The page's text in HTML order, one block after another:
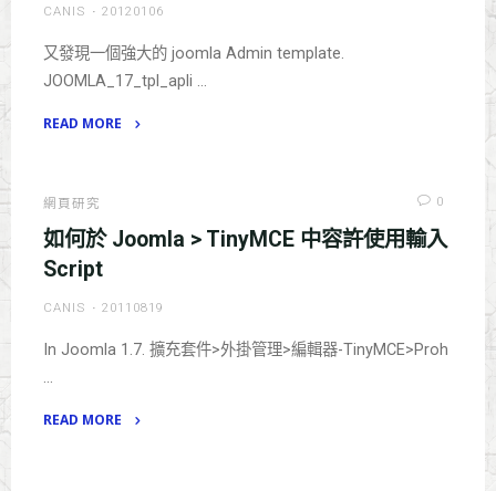
CANIS 20120106
又發現一個強大的 joomla Admin template.
JOOMLA_17_tpl_apli …
READ MORE
admin
backend."
網頁研究 0
如何於 Joomla > TinyMCE 中容許使用輸入
Script
CANIS 20110819
In Joomla 1.7. 擴充套件>外掛管理>編輯器-TinyMCE>Proh
…
READ MORE